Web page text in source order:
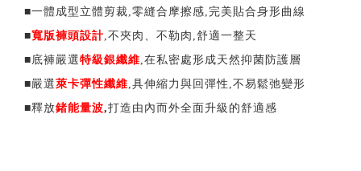
■一體成型立體剪裁,零縫合摩擦感,完美貼合身形曲線
■寬版褲頭設計,不夾肉、不勒肉,舒適一整天
■底褲嚴選特級銀纖維,在私密處形成天然抑菌防護層
■嚴選萊卡彈性纖維,具伸縮力與回彈性,不易鬆弛變形
■釋放鍺能量波,打造由內而外全面升級的舒適感